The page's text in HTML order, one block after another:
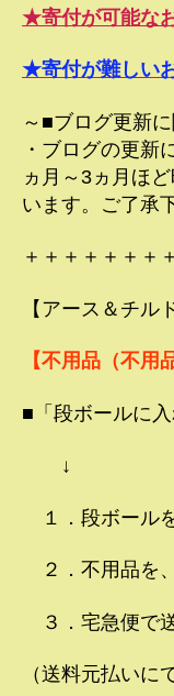
★寄付が可能な
★寄付が難しい
～■ブログ更新
・ブログの更新
ヵ月～3ヵ月ほ
います。ご了承
＋＋＋＋＋＋＋
【アース＆チル
【不用品（不用
■「段ボールに
↓
１．段ボール
２．不用品を
３．宅急便で
（送料元払いに